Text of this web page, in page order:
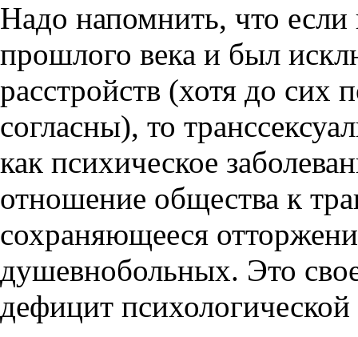
Надо напомнить, что если
прошлого века и был
расстройств (хотя до сих
согласны), то
как психическое
отношение общества к
сохраняющееся
душевнобольных. Это
дефицит